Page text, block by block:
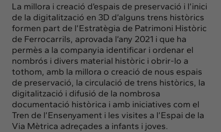
La millora i creació d’espais de preservació i l’inici
de la digitalització en 3D d’alguns trens històrics
formen part de l’Estratègia de Patrimoni Històric
de Ferrocarrils, aprovada l’any 2021 i que ha
permès a la companyia identificar i ordenar el
nombrós i divers material històric i obrir-lo a
tothom, amb la millora o creació de nous espais
de preservació, la circulació de trens històrics, la
digitalització i difusió de la nombrosa
documentació històrica i amb iniciatives com el
Tren de l’Ensenyament i les visites a l’Espai de la
Via Mètrica adreçades a infants i joves.